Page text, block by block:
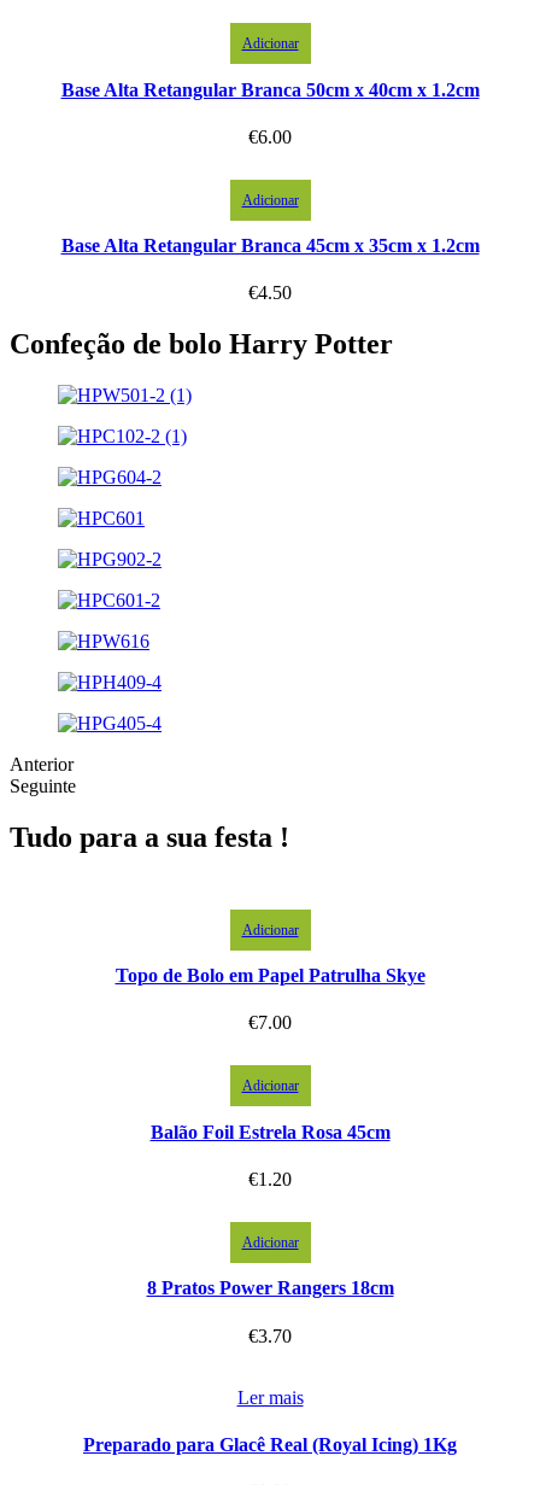
Adicionar
Base Alta Retangular Branca 50cm x 40cm x 1.2cm
€6.00
Adicionar
Base Alta Retangular Branca 45cm x 35cm x 1.2cm
€4.50
Confeção de bolo Harry Potter
Anterior
Seguinte
Tudo para a sua festa !
Adicionar
Topo de Bolo em Papel Patrulha Skye
€7.00
Adicionar
Balão Foil Estrela Rosa 45cm
€1.20
Adicionar
8 Pratos Power Rangers 18cm
€3.70
Ler mais
Preparado para Glacê Real (Royal Icing) 1Kg